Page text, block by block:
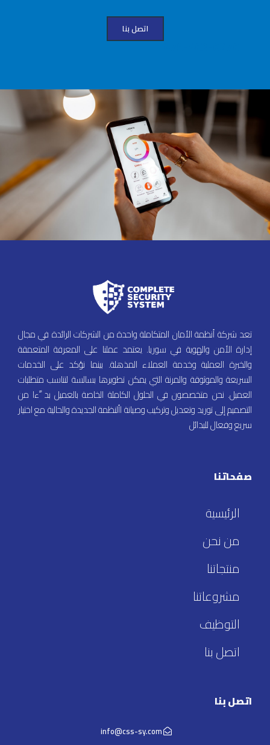
اتصل بنا
تعد شركة أنظمة الأمان المتكاملة واحدة من الشركات الرائدة في مجال
إدارة الأمن والهوية في سوريا. يعتمد عملنا على المعرفة المتعمقة
والخبرة العملية وخدمة العملاء المذهلة. بينما نؤكد على الخدمات
السريعة والموثوقة والمرنة التي يمكن تطويرها بسالسة لتناسب متطلبات
العميل. نحن متخصصون في الحلول الكاملة الخاصة بالعميل بد ًءا من
التصميم إلى توريد وتعديل وتركيب وصيانة األنظمة الجديدة والحالية مع اختيار
سريع وفعال للبدائل
صفحاتنا
الرئيسية
من نحن
منتجاتنا
مشروعاتنا
التوظيف
اتصل بنا
اتصل بنا
info@css-sy.com